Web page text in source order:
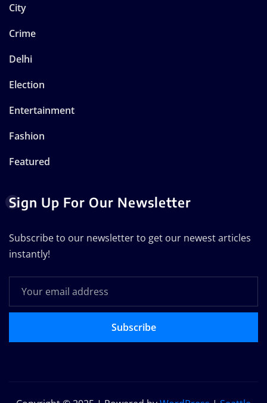
City
Crime
Delhi
Election
Entertainment
Fashion
Featured
Sign Up For Our Newsletter
Subscribe to our newsletter to get our newest articles
instantly!
Subscribe